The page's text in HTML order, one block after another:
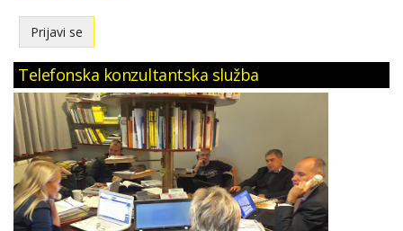
Telefonska konzultantska služba